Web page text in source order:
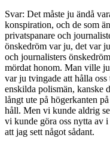
Svar: Det måste ju ändå
konspiration, och de som
privatspanare och
önskedröm var ju, det var
och journalisters
mördat honom. Man ville
var ju tvingade att hålla
enskilda polismän, kanske
långt ute på högerkanten
håll. Men vi kunde aldrig
vi kunde göra oss nytta av
att jag sett något sådant.